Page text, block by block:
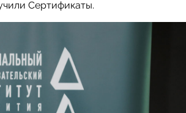
Сертификаты.